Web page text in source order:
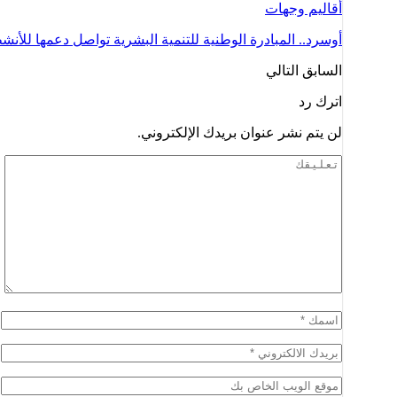
أقاليم وجهات
أوسرد.. المبادرة الوطنية للتنمية البشرية تواصل دعمها
السابق التالي
اترك رد
لن يتم نشر عنوان بريدك الإلكتروني.